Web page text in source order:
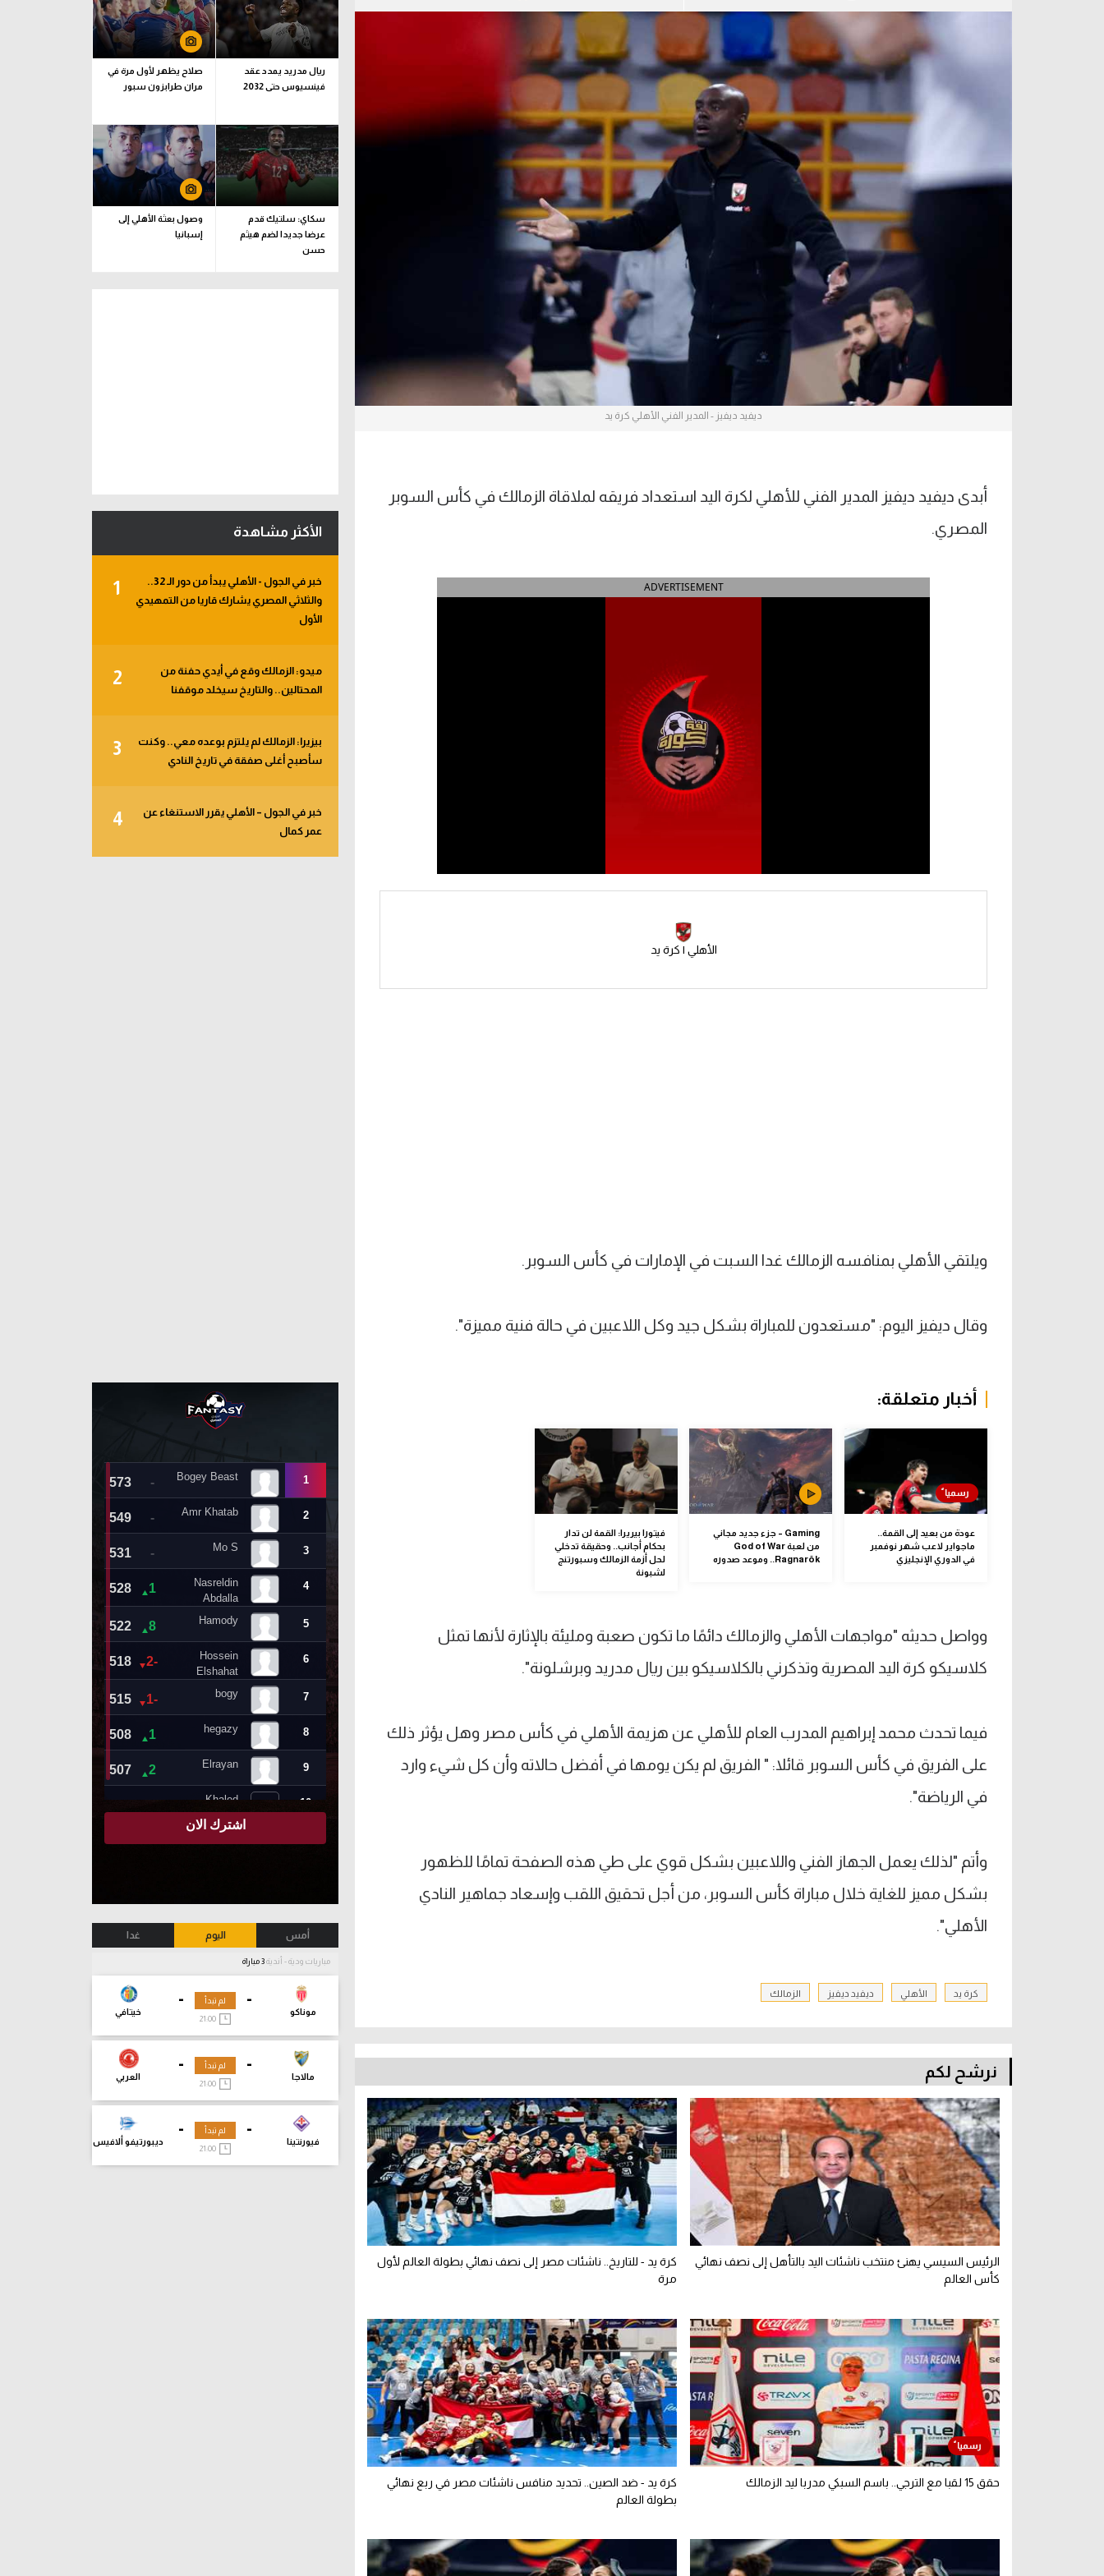
ركن الألعاب
دوري أبطال أوروبا
دوري أبطال إفريقيا
كل البطولات
القسم الثاني
رياضات أخرى
آسيا
ديفيد ديفيز - المدير الفني الأهلي كرة يد
أبدى ديفيد ديفيز المدير الفني للأهلي لكرة اليد استعداد فريقه لملاقاة الزمالك في كأس السوبر
المصري.
ADVERTISEMENT
الأهلي | كرة يد
ويلتقي الأهلي بمنافسه الزمالك غدا السبت في الإمارات في كأس السوبر.
وقال ديفيز اليوم: "مستعدون للمباراة بشكل جيد وكل اللاعبين في حالة فنية مميزة".
أخبار متعلقة:
عودة من بعيد إلى القمة..
ماجواير لاعب شهر نوفمبر
في الدوري الإنجليزي
Gaming – جزء جديد مجاني
من لعبة God of War
Ragnarök.. وموعد صدوره
فيتورا بيريرا: القمة لن تدار
بحكام أجانب.. وحقيقة تدخلي
لحل أزمة الزمالك وسبورتنج
لشبونة
وواصل حديثه "مواجهات الأهلي والزمالك دائمًا ما تكون صعبة ومليئة بالإثارة لأنها تمثل
كلاسيكو كرة اليد المصرية وتذكرني بالكلاسيكو بين ريال مدريد وبرشلونة".
فيما تحدث محمد إبراهيم المدرب العام للأهلي عن هزيمة الأهلي في كأس مصر وهل يؤثر ذلك
على الفريق في كأس السوبر قائلا: " الفريق لم يكن يومها في أفضل حالاته وأن كل شيء وارد
في الرياضة".
وأتم "لذلك يعمل الجهاز الفني واللاعبين بشكل قوي على طي هذه الصفحة تمامًا للظهور
بشكل مميز للغاية خلال مباراة كأس السوبر، من أجل تحقيق اللقب وإسعاد جماهير النادي
الأهلي".
كرة يد الأهلي ديفيد ديفيز الزمالك
نرشح لكم
الرئيس السيسي يهنئ منتخب ناشئات اليد بالتأهل إلى نصف نهائي
كأس العالم
كرة يد - للتاريخ.. ناشئات مصر إلى نصف نهائي بطولة العالم لأول
مرة
حقق 15 لقبا مع الترجي.. باسم السبكي مدربا ليد الزمالك
كرة يد - ضد الصين.. تحديد منافس ناشئات مصر في ربع نهائي
بطولة العالم
ريال مدريد يمدد عقد
فينسيوس حتى 2032
صلاح يظهر لأول مرة في
مران طرابزون سبور
سكاي: سلتيك قدم
عرضا جديدا لضم هيثم
حسن
وصول بعثة الأهلي إلى
إسبانيا
الأكثر مشاهدة
1
خبر في الجول - الأهلي يبدأ من دور الـ 32..
والثلاثي المصري يشارك قاريا من التمهيدي
الأول
2
ميدو: الزمالك وقع في أيدي حفنة من
المحتالين.. والتاريخ سيخلد موقفنا
3
بيزيرا: الزمالك لم يلتزم بوعده معي.. وكنت
سأصبح أغلى صفقة في تاريخ النادي
4
خبر في الجول – الأهلي يقرر الاستنغاء عن
عمر كمال
أمس اليوم غدا
مباريات ودية - أندية
-
موناكو
-
خيتافي
لم تبدأ
-
مالاجا
-
العربي
لم تبدأ
-
فيورنتينا
-
ديبورتيفو ألافيس
لم تبدأ